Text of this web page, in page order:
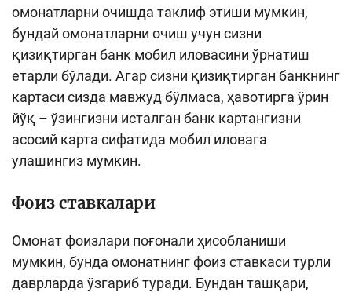
омонатларни очишда таклиф этиши мумкин,
бундай омонатларни очиш учун сизни
қизиқтирган банк мобил иловасини ўрнатиш
етарли бўлади. Агар сизни қизиқтирган банкнинг
картаси сизда мавжуд бўлмаса, ҳавотирга ўрин
йўқ – ўзингизни исталган банк картангизни
асосий карта сифатида мобил иловага
улашингиз мумкин.
Фоиз ставкалари
Омонат фоизлари поғонали ҳисобланиши
мумкин, бунда омонатнинг фоиз ставкаси турли
даврларда ўзгариб туради. Бундан ташқари,